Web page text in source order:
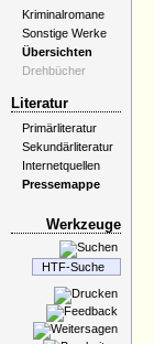
Kriminalromane
Sonstige Werke
Übersichten
Drehbücher
Literatur
Primärliteratur
Sekundärliteratur
Internetquellen
Pressemappe
Werkzeuge